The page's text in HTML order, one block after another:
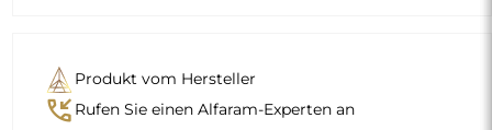
Produkt vom Hersteller
phone_callback Rufen Sie einen Alfaram-Experten an